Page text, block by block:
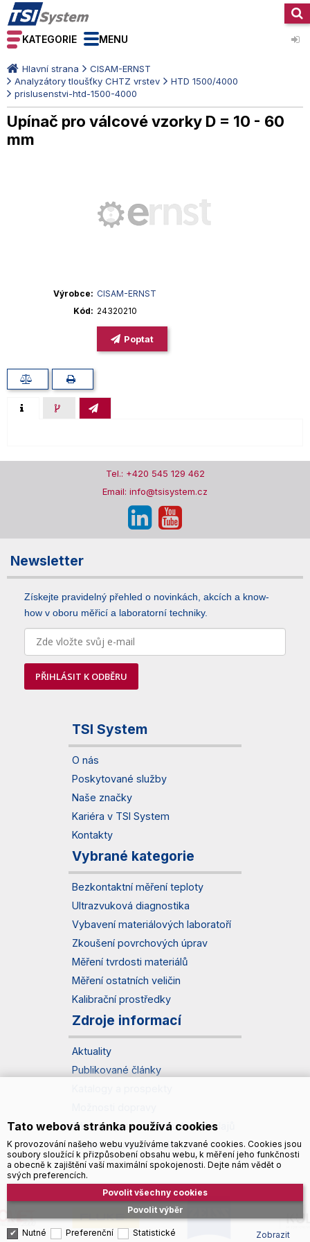
KATEGORIE MENU
Hlavní strana
CISAM-ERNST
Analyzátory tloušťky CHTZ vrstev
HTD 1500/4000
prislusenstvi-htd-1500-4000
Upínač pro válcové vzorky D = 10 - 60
mm
Výrobce
CISAM-ERNST
Kód
24320210
Poptat
Tel.: +420 545 129 462
Email: info@tsisystem.cz
Newsletter
Získejte pravidelný přehled o novinkách, akcích a know-
how v oboru měřicí a laboratorní techniky.
PŘIHLÁSIT K ODBĚRU
TSI System
O nás
Poskytované služby
Naše značky
Kariéra v TSI System
Kontakty
Vybrané kategorie
Bezkontaktní měření teploty
Ultrazvuková diagnostika
Vybavení materiálových laboratoří
Zkoušení povrchových úprav
Měření tvrdosti materiálů
Měření ostatních veličin
Kalibrační prostředky
Zdroje informací
Aktuality
Publikované články
Zásady zpracování osobních údajů
Správa souborů cookies
Tato webová stránka používá cookies
K provozování našeho webu využíváme takzvané cookies. Cookies jsou
soubory sloužící k přizpůsobení obsahu webu, k měření jeho funkčnosti
a obecně k zajištění vaší maximální spokojenosti. Dejte nám vědět o
svých preferencích.
Povolit výběr
Povolit všechny cookies
Nutné Preferenční
Statistické
Zobrazit